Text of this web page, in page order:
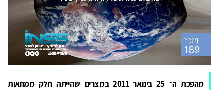
מהפכת ה־ 25 בינואר 2011 במצרים שהייתה חלק ממחאות